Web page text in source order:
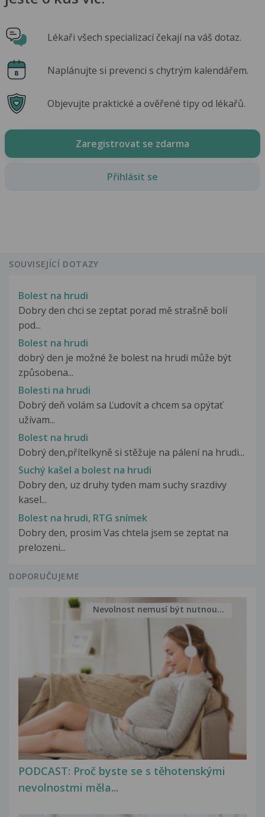
Lékaři všech specializací čekají na váš dotaz.
Naplánujte si prevenci s chytrým kalendářem.
Objevujte praktické a ověřené tipy od lékařů.
Zaregistrovat se zdarma
Přihlásit se
SOUVISEJÍCÍ DOTAZY
Bolest na hrudi
Dobry den chci se zeptat porad mě strašně bolí
pod...
Bolest na hrudi
dobrý den je možné že bolest na hrudi může být
způsobena...
Bolesti na hrudi
Dobrý deň volám sa Ľudovít a chcem sa opýtať
užívam...
Bolest na hrudi
Dobrý den,přítelkyně si stěžuje na pálení na hrudi...
Suchý kašel a bolest na hrudi
Dobry den, uz druhy tyden mam suchy srazdivy
kasel...
Bolest na hrudi, RTG snímek
Dobry den, prosim Vas chtela jsem se zeptat na
prelozeni...
DOPORUČUJEME
PODCAST: Proč byste se s těhotenskými
nevolnostmi měla...
Nevolnost nemusí být nutnou...